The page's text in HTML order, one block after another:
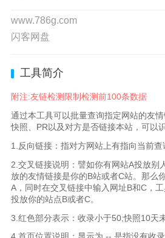
www.786g.com
闪客网盘
工具简介
附注:友链检测限制检测前100条数据
通过本工具可以批量查询指定网站的友
快照、PR以及对方是否链接本站，可以
1.反向链接：指对方网站上有指向当前查
2.交叉链接说明：譬如你有网站A投放别
放的友情链接是你的B站或者C站。那么
A，同时在交叉链接中输入网址B和C，
投放你的站点B或者C。
3.红色部分表示：收录小于50;快照10天